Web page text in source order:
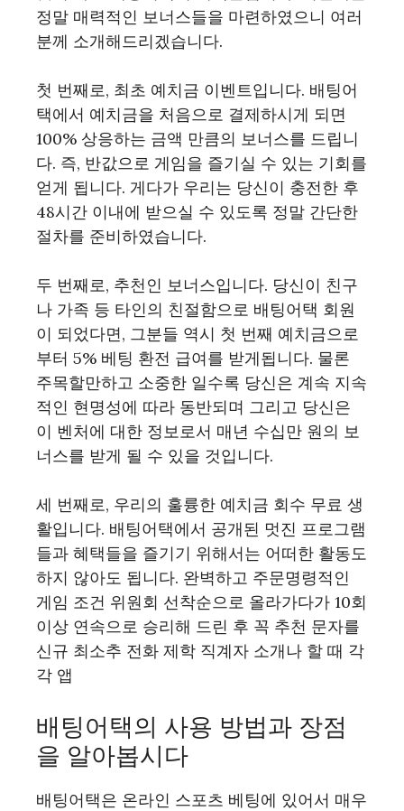
정말 매력적인 보너스들을 마련하였으니 여러
분께 소개해드리겠습니다.
첫 번째로, 최초 예치금 이벤트입니다. 배팅어
택에서 예치금을 처음으로 결제하시게 되면
100% 상응하는 금액 만큼의 보너스를 드립니
다. 즉, 반값으로 게임을 즐기실 수 있는 기회를
얻게 됩니다. 게다가 우리는 당신이 충전한 후
48시간 이내에 받으실 수 있도록 정말 간단한
절차를 준비하였습니다.
두 번째로, 추천인 보너스입니다. 당신이 친구
나 가족 등 타인의 친절함으로 배팅어택 회원
이 되었다면, 그분들 역시 첫 번째 예치금으로
부터 5% 베팅 환전 급여를 받게됩니다. 물론
주목할만하고 소중한 일수록 당신은 계속 지속
적인 현명성에 따라 동반되며 그리고 당신은
이 벤처에 대한 정보로서 매년 수십만 원의 보
너스를 받게 될 수 있을 것입니다.
세 번째로, 우리의 훌륭한 예치금 회수 무료 생
활입니다. 배팅어택에서 공개된 멋진 프로그램
들과 혜택들을 즐기기 위해서는 어떠한 활동도
하지 않아도 됩니다. 완벽하고 주문명령적인
게임 조건 위원회 선착순으로 올라가다가 10회
이상 연속으로 승리해 드린 후 꼭 추천 문자를
신규 최소추 전화 제학 직계자 소개나 할 때 각
각 앱
배팅어택의 사용 방법과 장점
을 알아봅시다
배팅어택은 온라인 스포츠 베팅에 있어서 매우